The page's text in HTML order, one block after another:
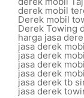
derek mobil
Derek mobil
Derek Towing
harga jasa
jasa derek
jasa derek
jasa derek
jasa derek
jasa derek tb
jasa derek